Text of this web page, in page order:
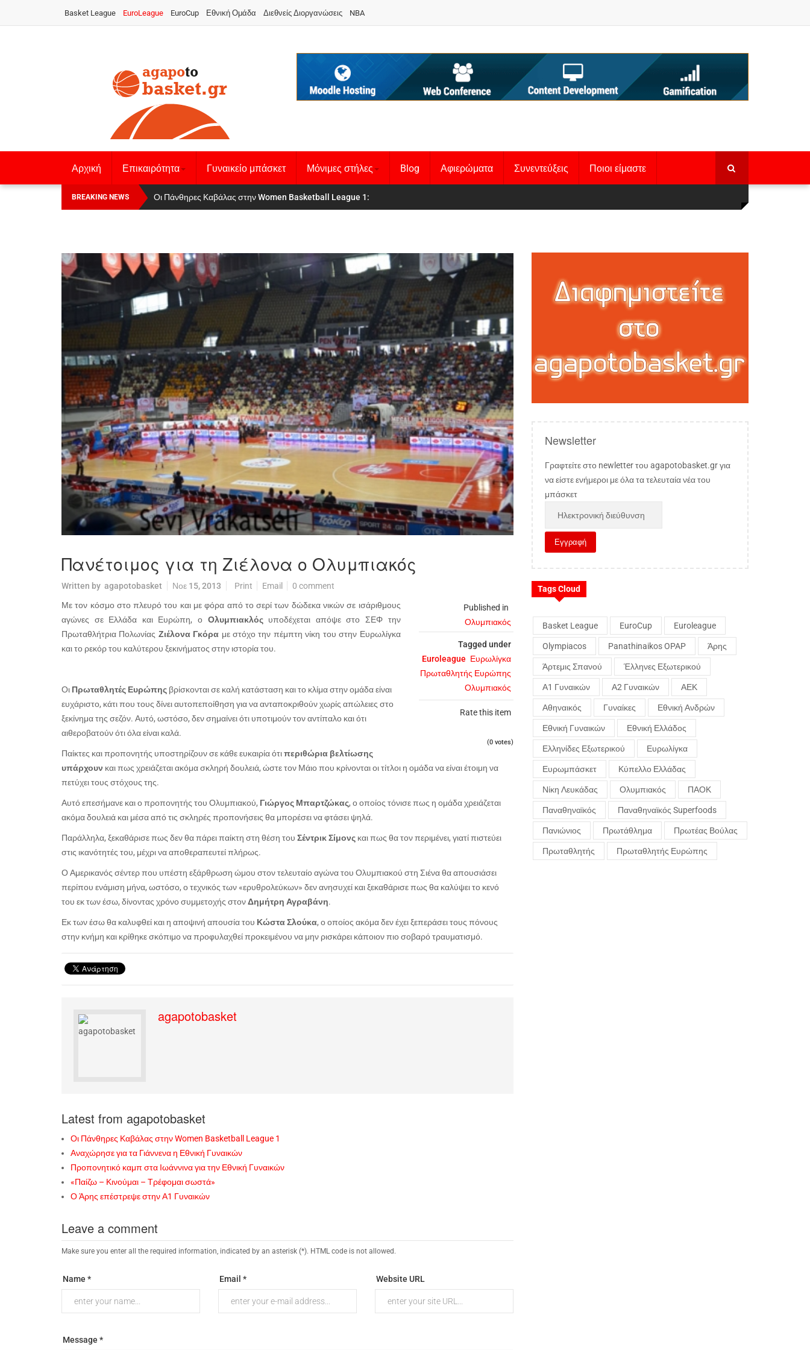
Basket League EuroLeague EuroCup Εθνική Ομάδα Διεθνείς Διοργανώσεις NBA
Αρχική Επικαιρότητα Γυναικείο μπάσκετ Μόνιμες στήλες Blog Αφιερώματα Συνεντεύξεις Ποιοι είμαστε
BREAKING NEWS Οι Πάνθηρες Καβάλας στην Women Basketball League 1
Αναχώρησε για τα Γιάννενα η Εθνική Γυναικών
Πανέτοιμος για τη Ζιέλονα ο Ολυμπιακός
Written by agapotobasket Νοε 15, 2013 Print Email 0 comment
Published in
Ολυμπιακός
Tagged under
Euroleague Ευρωλίγκα
Πρωταθλητής Ευρώπης
Ολυμπιακός
Rate this item
(0 votes)
Με τον κόσμο στο πλευρό του και με φόρα από το σερί των δώδεκα νικών σε ισάριθμους
αγώνες σε Ελλάδα και Ευρώπη, ο Ολυμπιακλόςυποδέχεται απόψε στο ΣΕΦ την
Πρωταθλήτρια Πολωνίας Ζιέλονα Γκόρα με στόχο την πέμπτη νίκη του στην Ευρωλίγκα
και το ρεκόρ του καλύτερου ξεκινήματος στην ιστορία του.
Οι Πρωταθλητές Ευρώπης βρίσκονται σε καλή κατάσταση και το κλίμα στην ομάδα είναι
ευχάριστο, κάτι που τους δίνει αυτοπεποίθηση για να ανταποκριθούν χωρίς απώλειες στο
ξεκίνημα της σεζόν. Αυτό, ωστόσο, δεν σημαίνει ότι υποτιμούν τον αντίπαλο και ότι
αιθεροβατούν ότι όλα είναι καλά.
Παίκτες και προπονητής υποστηρίζουν σε κάθε ευκαιρία ότιπεριθώρια βελτίωσης
υπάρχουν και πως χρειάζεται ακόμα σκληρή δουλειά, ώστε τον Μάιο που κρίνονται οι τίτλοι η ομάδα να είναι έτοιμη να
πετύχει τους στόχους της.
Αυτό επεσήμανε και ο προπονητής του Ολυμπιακού, Γιώργος Μπαρτζώκας, ο οποίος τόνισε πως η ομάδα χρειάζεται
ακόμα δουλειά και μέσα από τις σκληρές προπονήσεις θα μπορέσει να φτάσει ψηλά.
Παράλληλα, ξεκαθάρισε πως δεν θα πάρει παίκτη στη θέση του Σέντρικ Σίμονς και πως θα τον περιμένει, γιατί πιστεύει
στις ικανότητές του, μέχρι να αποθεραπευτεί πλήρως.
Ο Αμερικανός σέντερ που υπέστη εξάρθρωση ώμου στον τελευταίο αγώνα του Ολυμπιακού στη Σιένα θα απουσιάσει
περίπου ενάμιση μήνα, ωστόσο, ο τεχνικός των «ερυθρολεύκων» δεν ανησυχεί και ξεκαθάρισε πως θα καλύψει το κενό
του εκ των έσω, δίνοντας χρόνο συμμετοχής στονΔημήτρη Αγραβάνη.
Εκ των έσω θα καλυφθεί και η αποψινή απουσία του Κώστα Σλούκα, ο οποίος ακόμα δεν έχει ξεπεράσει τους πόνους
στην κνήμη και κρίθηκε σκόπιμο να προφυλαχθεί προκειμένου να μην ρισκάρει κάποιον πιο σοβαρό τραυματισμό.
agapotobasket
Latest from agapotobasket
Οι Πάνθηρες Καβάλας στην Women Basketball League 1
Αναχώρησε για τα Γιάννενα η Εθνική Γυναικών
Προπονητικό καμπ στα Ιωάννινα για την Εθνική Γυναικών
«Παίζω – Κινούμαι – Τρέφομαι σωστά»
Ο Άρης επέστρεψε στην Α1 Γυναικών
Leave a comment
Make sure you enter all the required information, indicated by an asterisk (*). HTML code is not allowed.
Name * Email * Website URL
Message *
Newsletter
Γραφτείτε στο newletter του agapotobasket.gr για
να είστε ενήμεροι με όλα τα τελευταία νέα του
μπάσκετ
Tags Cloud
Basket League EuroCup Euroleague
Olympiacos Panathinaikos OPAP Άρης
Άρτεμις Σπανού Έλληνες Εξωτερικού
Α1 Γυναικών Α2 Γυναικών ΑΕΚ
Αθηναικός Γυναίκες Εθνική Ανδρών
Εθνική Γυναικών Εθνική Ελλάδος
Ελληνίδες Εξωτερικού Ευρωλίγκα
Ευρωμπάσκετ Κύπελλο Ελλάδας
Νίκη Λευκάδας Ολυμπιακός ΠΑΟΚ
Παναθηναϊκός Παναθηναϊκός Superfoods
Πανιώνιος Πρωτάθλημα Πρωτέας Βούλας
Πρωταθλητής Πρωταθλητής Ευρώπης